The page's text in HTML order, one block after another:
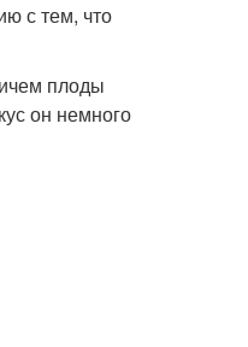
с тем, что
плоды
он немного